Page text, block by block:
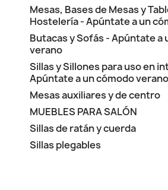
Mesas, Bases de Mesas y
Hostelería - Apúntate a un
Butacas y Sofás - Apúntate a
verano
Sillas y Sillones para uso en
Apúntate a un cómodo verano
Mesas auxiliares y de centro
MUEBLES PARA SALÓN
Sillas de ratán y cuerda
Sillas plegables